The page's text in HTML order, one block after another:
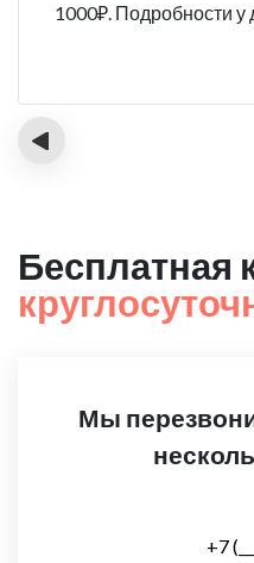
1000₽. Подробности у
‹
Бесплатная
Мы